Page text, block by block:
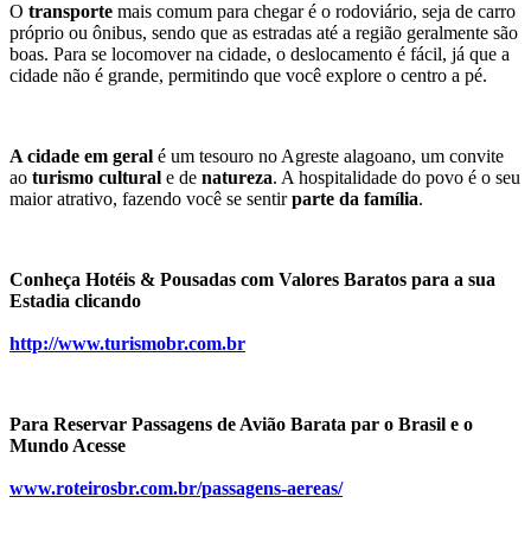
O transporte mais comum para chegar é o rodoviário, seja de carro
próprio ou ônibus, sendo que as estradas até a região geralmente são
boas. Para se locomover na cidade, o deslocamento é fácil, já que a
cidade não é grande, permitindo que você explore o centro a pé.
A cidade em geral é um tesouro no Agreste alagoano, um convite
ao turismo cultural e de natureza. A hospitalidade do povo é o seu
maior atrativo, fazendo você se sentir parte da família.
Conheça Hotéis & Pousadas com Valores Baratos para a sua
Estadia clicando
http://www.turismobr.com.br
Para Reservar Passagens de Avião Barata par o Brasil e o
Mundo Acesse
www.roteirosbr.com.br/passagens-aereas/